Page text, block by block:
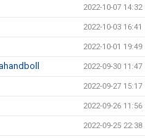
2022-10-07 14:32
2022-10-03 16:41
2022-10-01 19:49
2022-09-30 11:47
2022-09-27 15:17
2022-09-26 11:56
2022-09-25 22:38